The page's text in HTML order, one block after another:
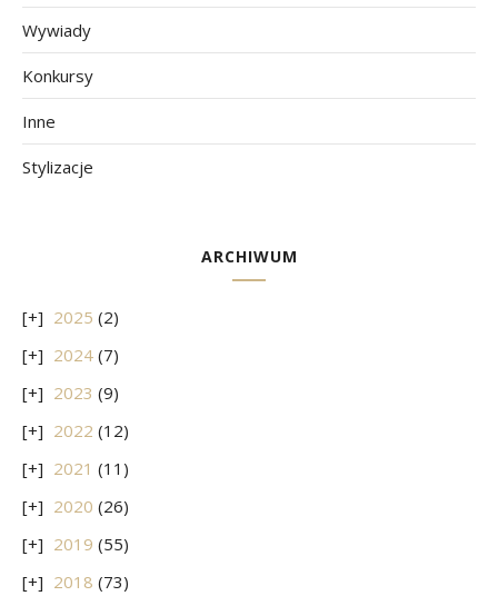
Wywiady
Konkursy
Inne
Stylizacje
ARCHIWUM
2025 (2)
2024 (7)
2023 (9)
2022 (12)
2021 (11)
2020 (26)
2019 (55)
2018 (73)